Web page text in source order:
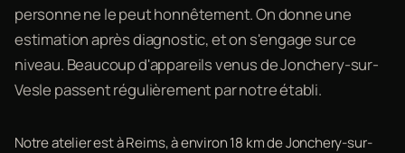
personne ne le peut honnêtement. On donne une
estimation après diagnostic, et on s'engage sur ce
niveau. Beaucoup d'appareils venus de Jonchery-sur-
Vesle passent régulièrement par notre établi.
Notre atelier est à Reims, à environ 18 km de Jonchery-sur-